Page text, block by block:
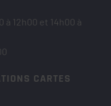
à 12h00 et 14h00 à
CARTES